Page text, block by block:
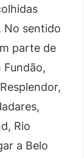
No sentido
parte de
Fundão,
Rio
a Belo